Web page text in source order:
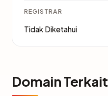
REGISTRAR
Tidak Diketahui
Domain Terkait